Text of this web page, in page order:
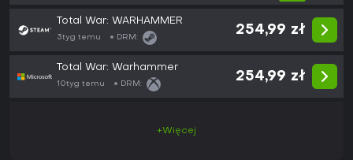
Total War: WARHAMMER
3tyg temu DRM:
254,99 zł
Total War: Warhammer
10tyg temu DRM:
254,99 zł
+Więcej